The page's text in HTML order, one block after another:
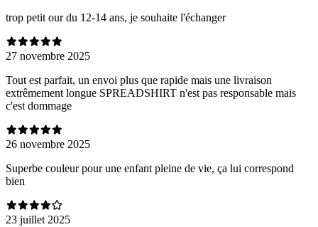
trop petit our du 12-14 ans, je souhaite l'échanger
27 novembre 2025
Tout est parfait, un envoi plus que rapide mais une livraison
extrêmement longue SPREADSHIRT n'est pas responsable mais
c'est dommage
26 novembre 2025
Superbe couleur pour une enfant pleine de vie, ça lui correspond
bien
23 juillet 2025